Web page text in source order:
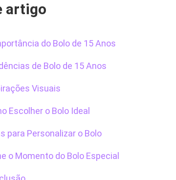
artigo
do Bolo de 15 Anos
de Bolo de 15 Anos
Visuais
Escolher o Bolo Ideal
para Personalizar o Bolo
o Momento do Bolo Especial